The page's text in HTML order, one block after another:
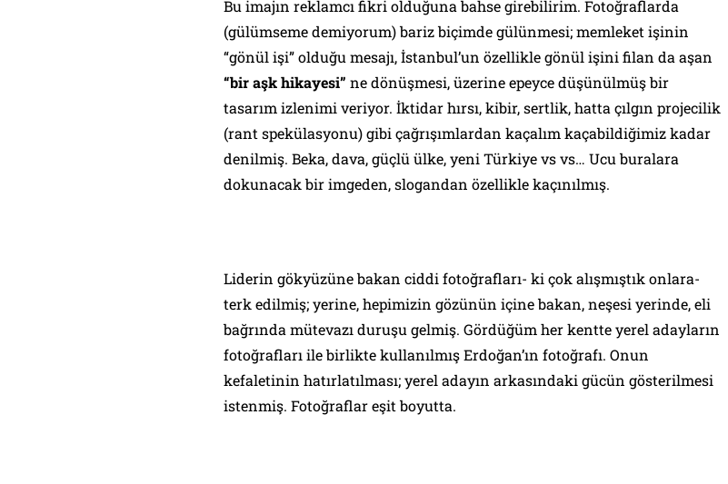
Bu imajın reklamcı fikri olduğuna bahse girebilirim. Fotoğraflarda
(gülümseme demiyorum) bariz biçimde gülünmesi; memleket işinin
“gönül işi” olduğu mesajı, İstanbul’un özellikle gönül işini filan da aşan
“bir aşk hikayesi” ne dönüşmesi, üzerine epeyce düşünülmüş bir
tasarım izlenimi veriyor. İktidar hırsı, kibir, sertlik, hatta çılgın projecilik
(rant spekülasyonu) gibi çağrışımlardan kaçalım kaçabildiğimiz kadar
denilmiş. Beka, dava, güçlü ülke, yeni Türkiye vs vs… Ucu buralara
dokunacak bir imgeden, slogandan özellikle kaçınılmış.
Liderin gökyüzüne bakan ciddi fotoğrafları- ki çok alışmıştık onlara-
terk edilmiş; yerine, hepimizin gözünün içine bakan, neşesi yerinde, eli
bağrında mütevazı duruşu gelmiş. Gördüğüm her kentte yerel adayların
fotoğrafları ile birlikte kullanılmış Erdoğan’ın fotoğrafı. Onun
kefaletinin hatırlatılması; yerel adayın arkasındaki gücün gösterilmesi
istenmiş. Fotoğraflar eşit boyutta.